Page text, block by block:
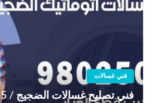
فني غسالات